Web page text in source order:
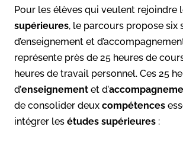
Pour les élèves qui veulent rejoindre
supérieures, le parcours propose six
d’enseignement et
représente près de 25 heures de
heures de travail personnel. Ces 25
d’enseignement et d’
de consolider deux compétences
intégrer les études supérieures :